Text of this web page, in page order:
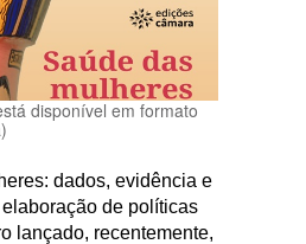
disponível em formato
dados, evidência e
de políticas
lançado, recentemente,